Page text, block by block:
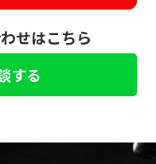
せはこちら
する